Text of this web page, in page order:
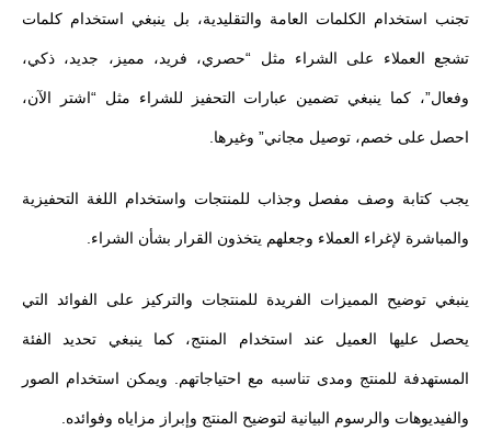
تجنب استخدام الكلمات العامة والتقليدية، بل ينبغي استخدام كلمات
تشجع العملاء على الشراء مثل “حصري، فريد، مميز، جديد، ذكي،
وفعال”، كما ينبغي تضمين عبارات التحفيز للشراء مثل “اشتر الآن،
احصل على خصم، توصيل مجاني” وغيرها.
يجب كتابة وصف مفصل وجذاب للمنتجات واستخدام اللغة التحفيزية
والمباشرة لإغراء العملاء وجعلهم يتخذون القرار بشأن الشراء.
ينبغي توضيح المميزات الفريدة للمنتجات والتركيز على الفوائد التي
يحصل عليها العميل عند استخدام المنتج، كما ينبغي تحديد الفئة
المستهدفة للمنتج ومدى تناسبه مع احتياجاتهم. ويمكن استخدام الصور
والفيديوهات والرسوم البيانية لتوضيح المنتج وإبراز مزاياه وفوائده.